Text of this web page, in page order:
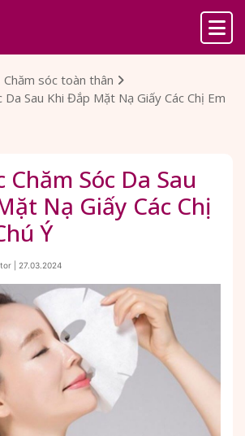
Chăm sóc toàn thân
Da Sau Khi Đắp Mặt Nạ Giấy Các Chị Em
Chăm Sóc Da Sau
Nạ Giấy Các Chị
Ý
| 27.03.2024